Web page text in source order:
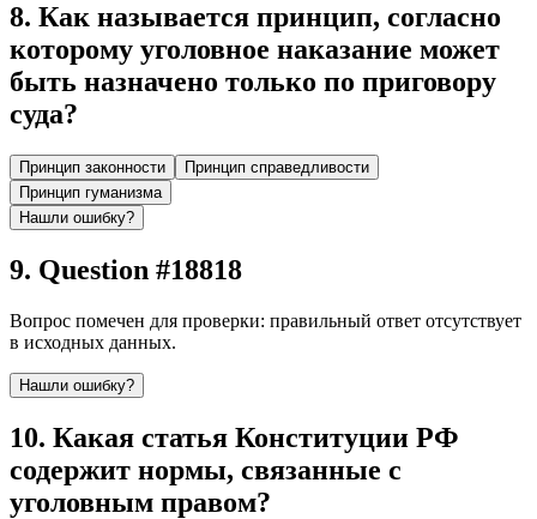
8. Как называется принцип, согласно
которому уголовное наказание может
быть назначено только по приговору
суда?
Принцип законности
Принцип справедливости
Принцип гуманизма
Нашли ошибку?
9. Question #18818
Вопрос помечен для проверки: правильный ответ отсутствует
в исходных данных.
Нашли ошибку?
10. Какая статья Конституции РФ
содержит нормы, связанные с
уголовным правом?